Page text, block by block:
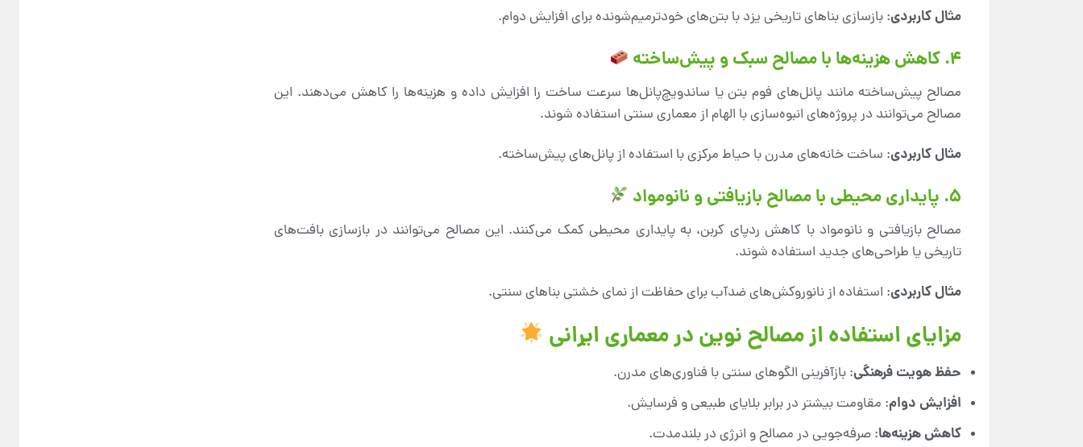
مثال کاربردی: بازسازی بناهای تاریخی یزد با بتن‌های خودترمیم‌شونده برای افزایش دوام.
۴. کاهش هزینه‌ها با مصالح سبک و پیش‌ساخته
مصالح پیش‌ساخته مانند پانل‌های فوم بتن یا ساندویچ‌پانل‌ها سرعت ساخت را افزایش داده و هزینه‌ها را کاهش می‌دهند. این
مصالح می‌توانند در پروژه‌های انبوه‌سازی با الهام از معماری سنتی استفاده شوند.
مثال کاربردی: ساخت خانه‌های مدرن با حیاط مرکزی با استفاده از پانل‌های پیش‌ساخته.
۵. پایداری محیطی با مصالح بازیافتی و نانومواد
مصالح بازیافتی و نانومواد با کاهش ردپای کربن، به پایداری محیطی کمک می‌کنند. این مصالح می‌توانند در بازسازی بافت‌های
تاریخی یا طراحی‌های جدید استفاده شوند.
مثال کاربردی: استفاده از نانوروکش‌های ضدآب برای حفاظت از نمای خشتی بناهای سنتی.
مزایای استفاده از مصالح نوین در معماری ایرانی
حفظ هویت فرهنگی: بازآفرینی الگوهای سنتی با فناوری‌های مدرن.
افزایش دوام: مقاومت بیشتر در برابر بلایای طبیعی و فرسایش.
کاهش هزینه‌ها: صرفه‌جویی در مصالح و انرژی در بلندمدت.